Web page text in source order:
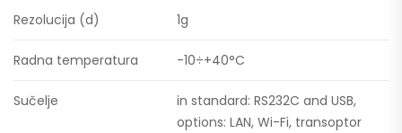
Rezolucija (d) 1g
Radna temperatura -10÷+40°C
Sučelje
in standard: RS232C and USB,
options: LAN, Wi-Fi, transoptor